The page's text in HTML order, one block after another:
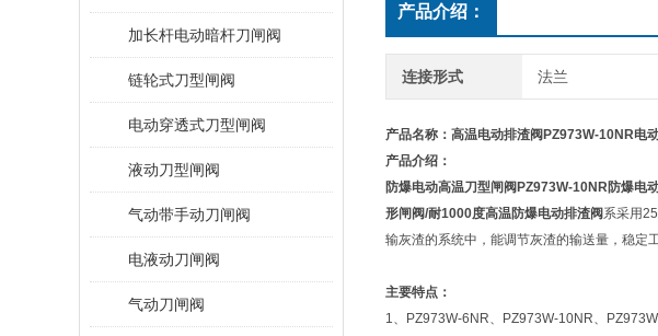
加长杆电动暗杆刀闸阀
链轮式刀型闸阀
电动穿透式刀型闸阀
液动刀型闸阀
气动带手动刀闸阀
电液动刀闸阀
气动刀闸阀
产品介绍：
连接形式 法兰
产品名称：高温电动排渣阀PZ973W-10NR电
产品介绍：
防爆电动高温刀型闸阀 PZ973W-10NR防爆电
形闸阀/耐1000度高温防爆电动排渣阀 系采用
输灰渣的系统中，能调节灰渣的输送量，稳定
主要特点：
1、PZ973W-6NR、PZ973W-10NR、